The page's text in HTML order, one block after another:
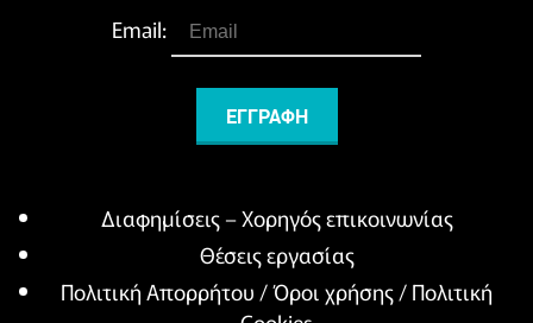
Email:
Διαφημίσεις – Χορηγός επικοινωνίας
Θέσεις εργασίας
Πολιτική Απορρήτου / Όροι χρήσης / Πολιτική